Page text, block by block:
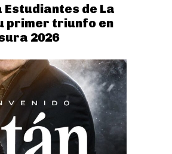
de La
primer triunfo en
2026